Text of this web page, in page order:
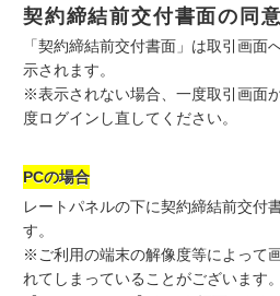
契約締結前交付書面の同
「契約締結前交付書面」は取引画面
示されます。
※表示されない場合、一度取引画面
度ログインし直してください。
PCの場合
レートパネルの下に契約締結前交付
す。
※ご利用の端末の解像度等によって
れてしまっていることがございます